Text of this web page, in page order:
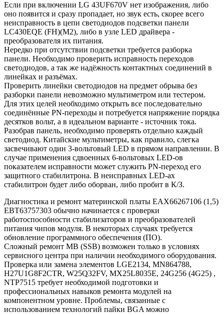
Если при включении LG 43UF670V нет изображения, либо
оно появится и сразу пропадает, но звук есть, скорее всего
неисправность в цепи светодиодов подсветки панели
LC430EQE (FH)(M2), либо в узле LED драйвера -
преобразователя их питания.
Нередко при отсутствии подсветки требуется разборка
панели. Необходимо проверить исправность переходов
светодиодов, а так же надёжность контактных соединений в
линейках и разъёмах.
Проверить линейки светодиодов на предмет обрыва без
разборки панели невозможно мультиметром или тестером.
Для этих целей необходимо открыть все последовательно
соединённые PN-переходы и потребуется напряжение порядка
десятков вольт, а в идеальном варианте - источник тока.
Разобрав панель, необходимо проверять отдельно каждый
светодиод. Китайские мультиметры, как правило, слегка
засвечивают один 3-вольтовый LED в прямом направлении. В
случае применения сдвоенных 6-вольтовых LED-ов
показателем исправности может служить PN-переход его
защитного стабилитрона. В неисправных LED-ах
стабилитрон будет либо оборван, либо пробит в К/З.
Диагностика и ремонт материнской платы EAX66267106 (1,5)
EBT63757303 обычно начинается с проверки
работоспособности стабилизаторов и преобразователей
питания чипов модуля. В некоторых случаях требуется
обновление программного обеспечения (ПО).
Сложный ремонт MB (SSB) возможен только в условиях
сервисного центра при наличии необходимого оборудования.
Проверка или замена элементов LGE2134, MN864788,
H27U1G8F2CTR, W25Q32FV, MX25L8035E, 24G256 (4G25) ,
NTP7515 требует необходимой подготовки и
профессиональных навыков ремонта модулей на
компонентном уровне. Проблемы, связанные с
использованием технологий пайки BGA можно